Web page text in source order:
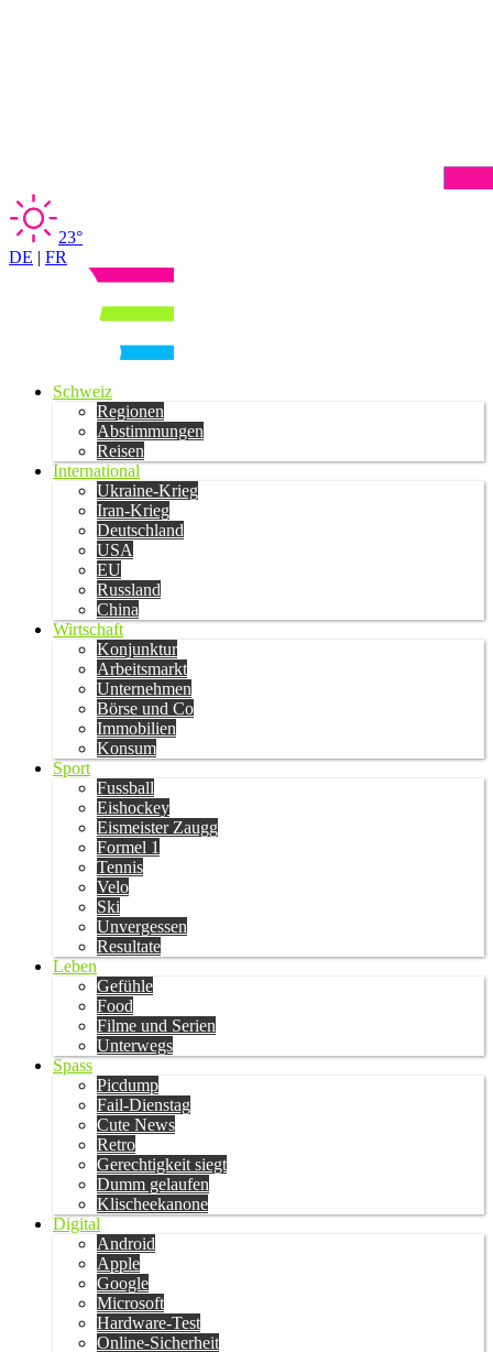
23°
DE | FR
Schweiz
Regionen
Abstimmungen
Reisen
International
Ukraine-Krieg
Iran-Krieg
Deutschland
USA
EU
Russland
China
Wirtschaft
Konjunktur
Arbeitsmarkt
Unternehmen
Börse und Co
Immobilien
Konsum
Sport
Fussball
Eishockey
Eismeister Zaugg
Formel 1
Tennis
Velo
Ski
Unvergessen
Resultate
Leben
Gefühle
Food
Filme und Serien
Unterwegs
Spass
Picdump
Fail-Dienstag
Cute News
Retro
Gerechtigkeit siegt
Dumm gelaufen
Klischeekanone
Digital
Android
Apple
Google
Microsoft
Hardware-Test
Online-Sicherheit